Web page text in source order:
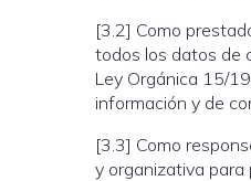
[3.2] Como
todos los datos de
Ley Orgánica 15/
información y de
[3.3] Como
y organizativa para